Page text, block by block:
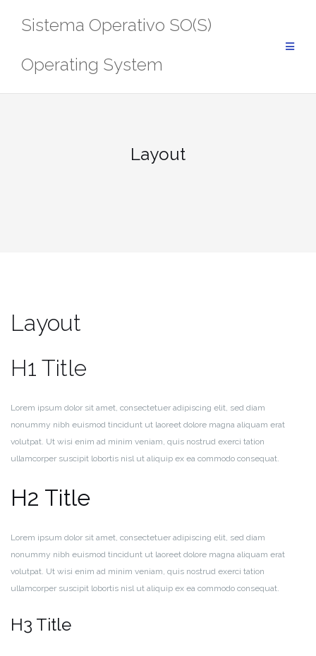
Sistema Operativo SO(S)
Operating System
Layout
Layout
H1 Title
Lorem ipsum dolor sit amet, consectetuer adipiscing elit, sed diam
nonummy nibh euismod tincidunt ut laoreet dolore magna aliquam erat
volutpat. Ut wisi enim ad minim veniam, quis nostrud exerci tation
ullamcorper suscipit lobortis nisl ut aliquip ex ea commodo consequat.
H2 Title
Lorem ipsum dolor sit amet, consectetuer adipiscing elit, sed diam
nonummy nibh euismod tincidunt ut laoreet dolore magna aliquam erat
volutpat. Ut wisi enim ad minim veniam, quis nostrud exerci tation
ullamcorper suscipit lobortis nisl ut aliquip ex ea commodo consequat.
H3 Title